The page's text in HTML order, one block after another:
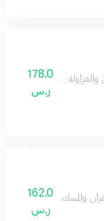
والفراولة والبرالين
178.0
ر.س
والمسك والأخشاب
162.0
ر.س